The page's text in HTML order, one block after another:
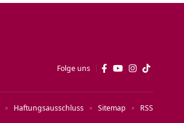
Folge uns
Haftungsausschluss Sitemap RSS